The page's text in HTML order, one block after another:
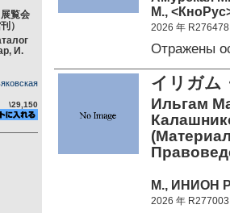
覧会
）
И.
\29,150
М.,
2026 年 R276478
Отражены
イリガム
Ильгам
М., ИНИОН
2026 年 R277003